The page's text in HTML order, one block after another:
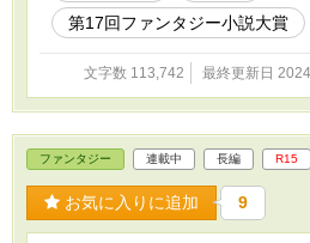
は、『いずれ殺される悪役モブに転生
たら規格外の強さを手に入れたので、
やります！～チート魔法で無双してた
まったんだが～』となります
第17回ファンタジー小説大賞
文字数 113,742 最終更新日
ファンタジー 連載中 長編 R15
お気に入りに追加 9